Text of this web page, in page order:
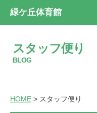
緑ケ丘体育館
スタッフ便り
BLOG
HOME > スタッフ便り